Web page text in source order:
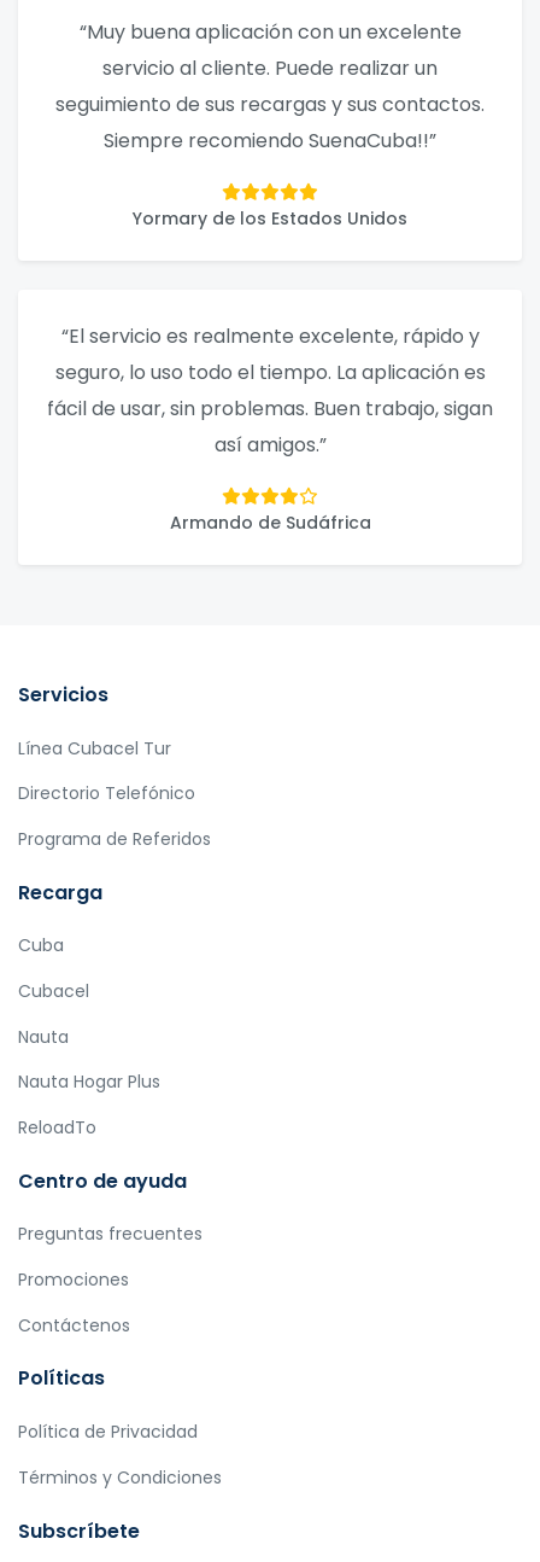
“Muy buena aplicación con un excelente
servicio al cliente. Puede realizar un
seguimiento de sus recargas y sus contactos.
Siempre recomiendo SuenaCuba!!”
Yormary de los Estados Unidos
“El servicio es realmente excelente, rápido y
seguro, lo uso todo el tiempo. La aplicación es
fácil de usar, sin problemas. Buen trabajo, sigan
así amigos.”
Armando de Sudáfrica
Servicios
Línea Cubacel Tur
Directorio Telefónico
Programa de Referidos
Recarga
Cuba
Cubacel
Nauta
Nauta Hogar Plus
ReloadTo
Centro de ayuda
Preguntas frecuentes
Promociones
Contáctenos
Políticas
Política de Privacidad
Términos y Condiciones
Subscríbete